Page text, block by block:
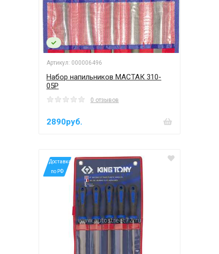
Артикул: 000006496
Набор напильников МАСТАК 310-
05P
0 отзывов
2890руб.
*Доставка
по РФ